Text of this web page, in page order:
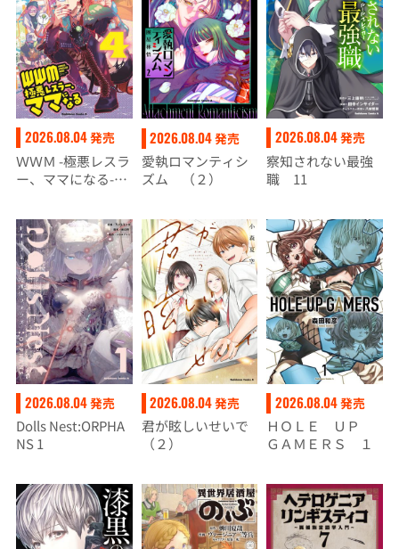
2026.08.04発売
ＷＷＭ -極悪レスラ
ー、ママになる-
2026.08.04発売
愛執ロマンティシ
ズム （２）
2026.08.04発売
察知されない最強
職 11
2026.08.04発売
Dolls Nest:ORPHA
NS 1
2026.08.04発売
君が眩しいせいで
（２）
2026.08.04発売
ＨＯＬＥ ＵＰ
ＧＡＭＥＲＳ １